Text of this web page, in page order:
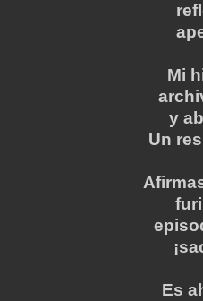
Mi
y
Un
Es